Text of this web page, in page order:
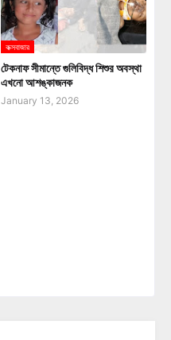
কক্সবাজার
টেকনাফ সীমান্তে গুলিবিদ্ধ শিশুর অবস্থা
এখনো আশঙ্কাজনক
January 13, 2026